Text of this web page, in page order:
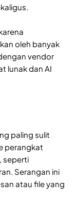
oleh banyak
vendor
lunak dan AI
paling sulit
perangkat
seperti
Serangan ini
atau file yang